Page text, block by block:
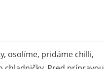
osolíme, pridáme chilli,